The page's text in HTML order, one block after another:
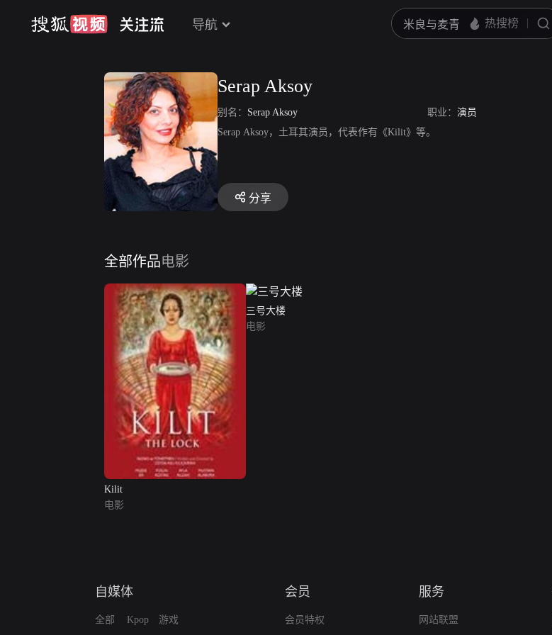
导航
Serap Aksoy
别名： Serap Aksoy 职业： 演员
Serap Aksoy，土耳其演员，代表作有《Kilit》等。
分享
全部作品电影
Kilit
电影
三号大楼
电影
自媒体
全部 Kpop 游戏
会员
会员特权
服务
网站联盟